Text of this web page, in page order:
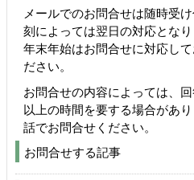
メールでのお問合せは随時受
刻によっては翌日の対応とな
年末年始はお問合せに対応し
ださい。
お問合せの内容によっては、
以上の時間を要する場合があ
話でお問合せください。
お問合せする記事